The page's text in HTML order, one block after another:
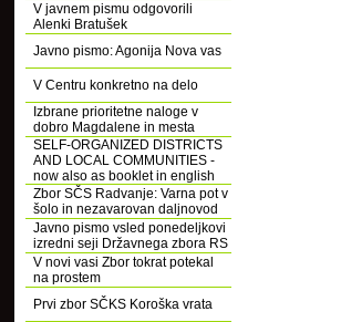
V javnem pismu odgovorili
Alenki Bratušek
Javno pismo: Agonija Nova vas
V Centru konkretno na delo
Izbrane prioritetne naloge v
dobro Magdalene in mesta
SELF-ORGANIZED DISTRICTS
AND LOCAL COMMUNITIES -
now also as booklet in english
Zbor SČS Radvanje: Varna pot v
šolo in nezavarovan daljnovod
Javno pismo vsled ponedeljkovi
izredni seji Državnega zbora RS
V novi vasi Zbor tokrat potekal
na prostem
Prvi zbor SČKS Koroška vrata